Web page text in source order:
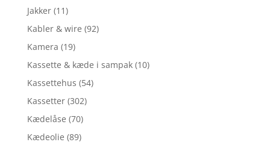
Jakker (11)
Kabler & wire (92)
Kamera (19)
Kassette & kæde i sampak (10)
Kassettehus (54)
Kassetter (302)
Kædelåse (70)
Kædeolie (89)